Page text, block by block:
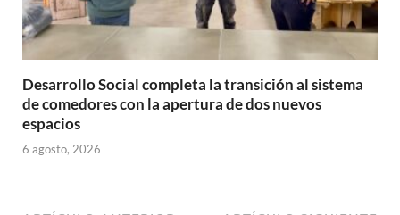
Desarrollo Social completa la transición al sistema
de comedores con la apertura de dos nuevos
espacios
6 agosto, 2026